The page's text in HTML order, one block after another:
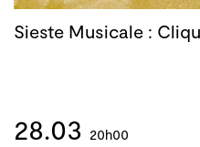
Sieste Musicale :
28.03 20h00